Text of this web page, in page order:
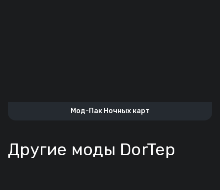
Мод-Пак Ночных карт
Другие моды DorTep